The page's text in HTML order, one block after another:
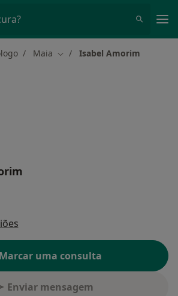
Maia Mudar de cidade
Isabel Amorim
Marcar uma consulta
Enviar mensagem